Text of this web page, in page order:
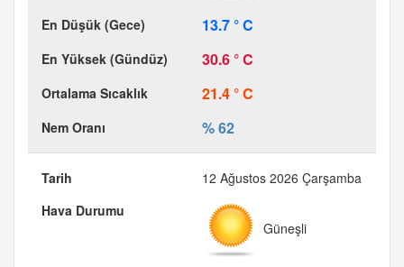
13.7 ° C
30.6 ° C
21.4 ° C
% 62
12 Ağustos 2026 Çarşamba
Güneşli